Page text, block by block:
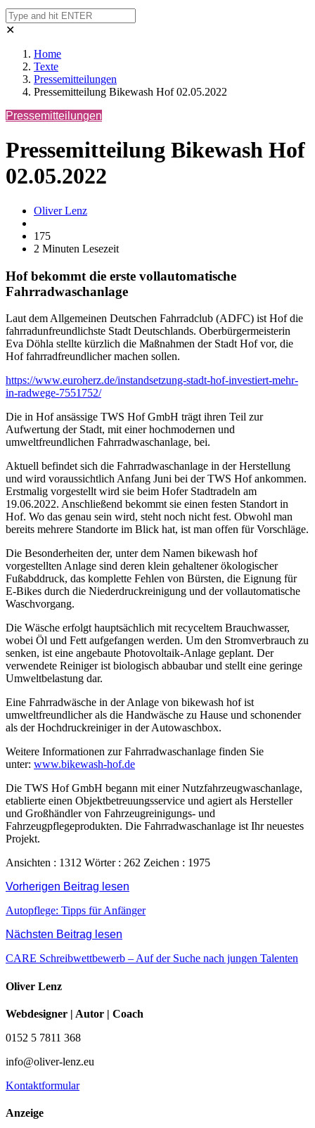
✕
Home
Texte
Pressemitteilungen
Pressemitteilung Bikewash Hof 02.05.2022
Pressemitteilungen
Pressemitteilung Bikewash Hof
02.05.2022
Oliver Lenz
175
2 Minuten Lesezeit
Hof bekommt die erste vollautomatische
Fahrradwaschanlage
Laut dem Allgemeinen Deutschen Fahrradclub (ADFC) ist Hof die
fahrradunfreundlichste Stadt Deutschlands. Oberbürgermeisterin
Eva Döhla stellte kürzlich die Maßnahmen der Stadt Hof vor, die
Hof fahrradfreundlicher machen sollen.
https://www.euroherz.de/instandsetzung-stadt-hof-investiert-mehr-
in-radwege-7551752/
Die in Hof ansässige TWS Hof GmbH trägt ihren Teil zur
Aufwertung der Stadt, mit einer hochmodernen und
umweltfreundlichen Fahrradwaschanlage, bei.
Aktuell befindet sich die Fahrradwaschanlage in der Herstellung
und wird voraussichtlich Anfang Juni bei der TWS Hof ankommen.
Erstmalig vorgestellt wird sie beim Hofer Stadtradeln am
19.06.2022. Anschließend bekommt sie einen festen Standort in
Hof. Wo das genau sein wird, steht noch nicht fest. Obwohl man
bereits mehrere Standorte im Blick hat, ist man offen für Vorschläge.
Die Besonderheiten der, unter dem Namen bikewash hof
vorgestellten Anlage sind deren klein gehaltener ökologischer
Fußabddruck, das komplette Fehlen von Bürsten, die Eignung für
E-Bikes durch die Niederdruckreinigung und der vollautomatische
Waschvorgang.
Die Wäsche erfolgt hauptsächlich mit recyceltem Brauchwasser,
wobei Öl und Fett aufgefangen werden. Um den Stromverbrauch zu
senken, ist eine angebaute Photovoltaik-Anlage geplant. Der
verwendete Reiniger ist biologisch abbaubar und stellt eine geringe
Umweltbelastung dar.
Eine Fahrradwäsche in der Anlage von bikewash hof ist
umweltfreundlicher als die Handwäsche zu Hause und schonender
als der Hochdruckreiniger in der Autowaschbox.
Weitere Informationen zur Fahrradwaschanlage finden Sie
unter: www.bikewash-hof.de
Die TWS Hof GmbH begann mit einer Nutzfahrzeugwaschanlage,
etablierte einen Objektbetreuungsservice und agiert als Hersteller
und Großhändler von Fahrzeugreinigungs- und
Fahrzeugpflegeprodukten. Die Fahrradwaschanlage ist Ihr neuestes
Projekt.
Ansichten : 1312 Wörter : 262 Zeichen : 1975
Vorherigen Beitrag lesen
Autopflege: Tipps für Anfänger
Nächsten Beitrag lesen
CARE Schreibwettbewerb – Auf der Suche nach jungen Talenten
Oliver Lenz
Webdesigner | Autor | Coach
0152 5 7811 368
info@oliver-lenz.eu
Kontaktformular
Anzeige